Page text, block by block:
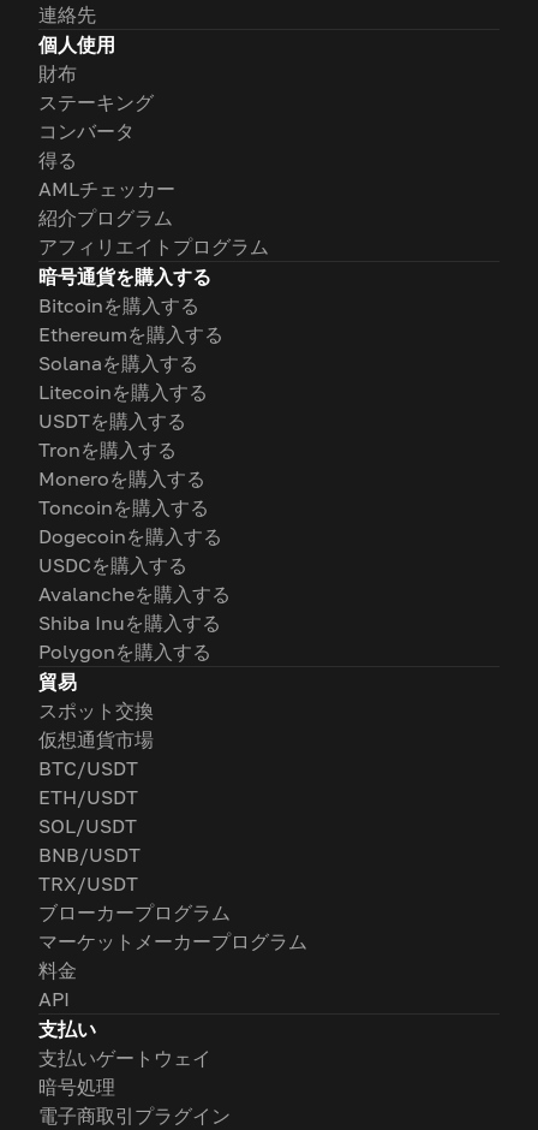
連絡先
個人使用
財布
ステーキング
コンバータ
得る
AMLチェッカー
紹介プログラム
アフィリエイトプログラム
暗号通貨を購入する
Bitcoinを購入する
Ethereumを購入する
Solanaを購入する
Litecoinを購入する
USDTを購入する
Tronを購入する
Moneroを購入する
Toncoinを購入する
Dogecoinを購入する
USDCを購入する
Avalancheを購入する
Shiba Inuを購入する
Polygonを購入する
貿易
スポット交換
仮想通貨市場
BTC/USDT
ETH/USDT
SOL/USDT
BNB/USDT
TRX/USDT
ブローカープログラム
マーケットメーカープログラム
料金
API
支払い
支払いゲートウェイ
暗号処理
電子商取引プラグイン